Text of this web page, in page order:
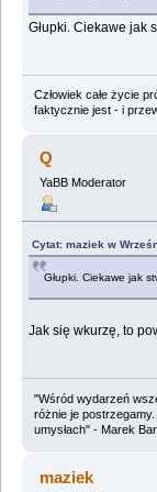
Głupki. Ciekawe
Człowiek całe życie
faktycznie jest - i
Q
YaBB Moderator
Cytat: maziek w
Głupki. Ciekawe jak
Jak się wkurzę, to
"Wśród wydarzeń
różnie je
umysłach" - Marek
maziek